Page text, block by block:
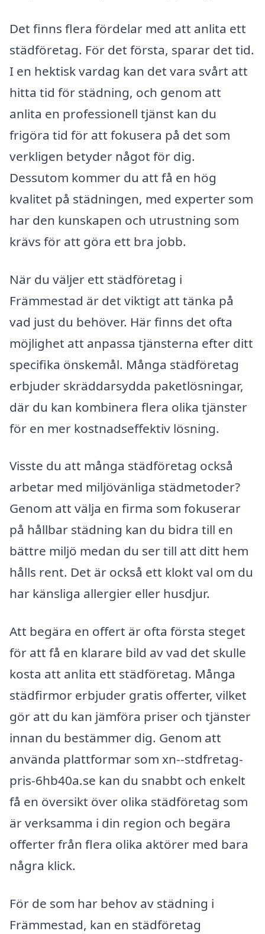
Det finns flera fördelar med att anlita ett
städföretag. För det första, sparar det tid.
I en hektisk vardag kan det vara svårt att
hitta tid för städning, och genom att
anlita en professionell tjänst kan du
frigöra tid för att fokusera på det som
verkligen betyder något för dig.
Dessutom kommer du att få en hög
kvalitet på städningen, med experter som
har den kunskapen och utrustning som
krävs för att göra ett bra jobb.
När du väljer ett städföretag i
Främmestad är det viktigt att tänka på
vad just du behöver. Här finns det ofta
möjlighet att anpassa tjänsterna efter ditt
specifika önskemål. Många städföretag
erbjuder skräddarsydda paketlösningar,
där du kan kombinera flera olika tjänster
för en mer kostnadseffektiv lösning.
Visste du att många städföretag också
arbetar med miljövänliga städmetoder?
Genom att välja en firma som fokuserar
på hållbar städning kan du bidra till en
bättre miljö medan du ser till att ditt hem
hålls rent. Det är också ett klokt val om du
har känsliga allergier eller husdjur.
Att begära en offert är ofta första steget
för att få en klarare bild av vad det skulle
kosta att anlita ett städföretag. Många
städfirmor erbjuder gratis offerter, vilket
gör att du kan jämföra priser och tjänster
innan du bestämmer dig. Genom att
använda plattformar som xn--stdfretag-
pris-6hb40a.se kan du snabbt och enkelt
få en översikt över olika städföretag som
är verksamma i din region och begära
offerter från flera olika aktörer med bara
några klick.
För de som har behov av städning i
Främmestad, kan en städföretag